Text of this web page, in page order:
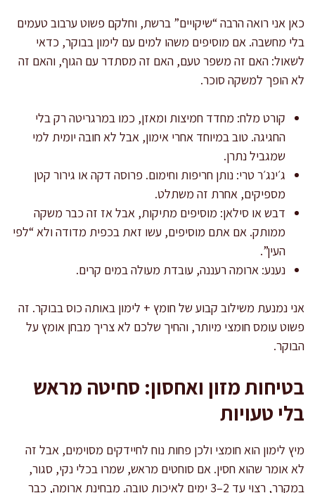
כאן אני רואה הרבה “שיקויים” ברשת, וחלקם פשוט ערבוב טעמים
בלי מחשבה. אם מוסיפים משהו למים עם לימון בבוקר, כדאי
לשאול: האם זה משפר טעם, האם זה מסתדר עם הגוף, והאם זה
לא הופך למשקה סוכר.
קורט מלח: מחדד חמיצות ומאזן, כמו במרגריטה רק בלי
החגיגה. טוב במיוחד אחרי אימון, אבל לא חובה יומית למי
שמגביל נתרן.
ג׳ינג׳ר טרי: נותן חריפות וחימום. פרוסה דקה או גירור קטן
מספיקים, אחרת זה משתלט.
דבש או סילאן: מוסיפים מתיקות, אבל אז זה כבר משקה
ממותק. אם אתם מוסיפים, עשו זאת בכפית מדודה ולא “לפי
העין”.
נענע: ארומה רעננה, עובדת מעולה במים קרים.
אני נמנעת משילוב קבוע של חומץ + לימון באותה כוס בבוקר. זה
פשוט עומס חומצי מיותר, והחיך שלכם לא צריך מבחן אומץ על
הבוקר.
בטיחות מזון ואחסון: סחיטה מראש
בלי טעויות
מיץ לימון הוא חומצי ולכן פחות נוח לחיידקים מסוימים, אבל זה
לא אומר שהוא חסין. אם סוחטים מראש, שמרו בכלי נקי, סגור,
במקרר, רצוי עד 2–3 ימים לאיכות טובה. מבחינת ארומה, כבר